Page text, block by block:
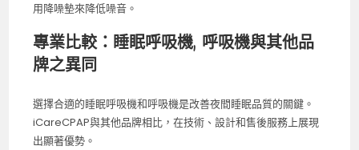
用降噪墊來降低噪音。
專業比較：睡眠呼吸機, 呼吸機與其他品
牌之異同
選擇合適的睡眠呼吸機和呼吸機是改善夜間睡眠品質的關鍵。
iCareCPAP與其他品牌相比，在技術、設計和售後服務上展現
出顯著優勢。